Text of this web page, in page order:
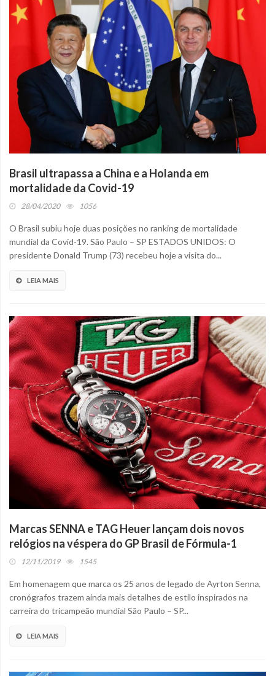
Brasil ultrapassa a China e a Holanda em
mortalidade da Covid-19
28/04/2020 1056
O Brasil subiu hoje duas posições no ranking de mortalidade
mundial da Covid-19. São Paulo – SP ESTADOS UNIDOS: O
presidente Donald Trump (73) recebeu hoje a visita do...
LEIA MAIS
Marcas SENNA e TAG Heuer lançam dois novos
relógios na véspera do GP Brasil de Fórmula-1
12/11/2019 1545
Em homenagem que marca os 25 anos de legado de Ayrton Senna,
cronógrafos trazem ainda mais detalhes de estilo inspirados na
carreira do tricampeão mundial São Paulo – SP...
LEIA MAIS